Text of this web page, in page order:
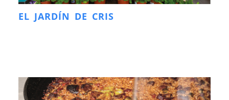
EL JARDÍN DE CRIS